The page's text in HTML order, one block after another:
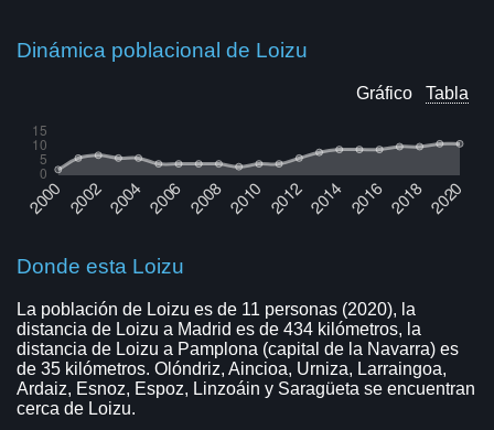
Dinámica poblacional de Loizu
Gráfico Tabla
Donde esta Loizu
La población de Loizu es de 11 personas (2020), la
distancia de Loizu a Madrid es de 434 kilómetros, la
distancia de Loizu a Pamplona (capital de la Navarra) es
de 35 kilómetros. Olóndriz, Aincioa, Urniza, Larraingoa,
Ardaiz, Esnoz, Espoz, Linzoáin y Saragüeta se encuentran
cerca de Loizu.